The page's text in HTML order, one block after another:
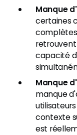
Manque
certaines
complètes
capacité
Manque
manque
contexte
est